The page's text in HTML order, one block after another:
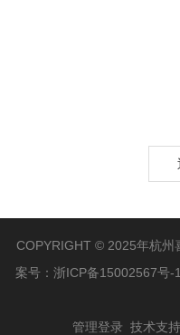
COPYRIGHT © 2025年杭
案号： 浙ICP备15002567号-1
管理登录 技术支持